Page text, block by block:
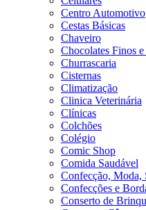
Centro Automotivo
Cestas Básicas
Chaveiro
Chocolates Finos e
Churrascaria
Cisternas
Climatização
Clinica Veterinária
Clínicas
Colchões
Colégio
Comic Shop
Comida Saudável
Confecção, Moda,
Confecções e
Conserto de